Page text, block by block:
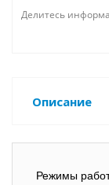
Делитесь
Описание
Режимы